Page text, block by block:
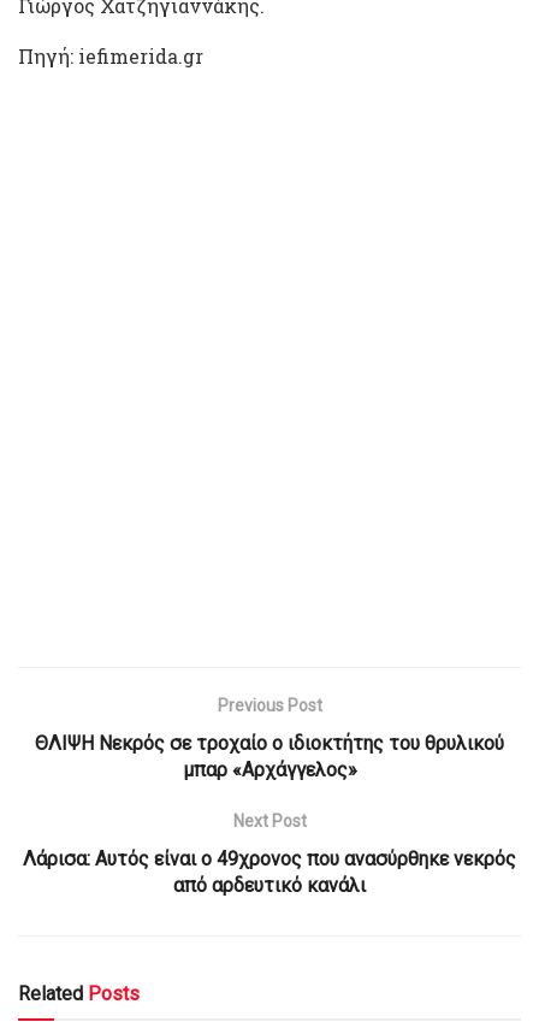
Γιώργος Χατζηγιαννάκης.
Πηγή: iefimerida.gr
Previous Post
ΘΛΙΨΗ Νεκρός σε τροχαίο ο ιδιοκτήτης του θρυλικού
μπαρ «Αρχάγγελος»
Next Post
Λάρισα: Αυτός είναι ο 49χρονος που ανασύρθηκε νεκρός
από αρδευτικό κανάλι
Related Posts